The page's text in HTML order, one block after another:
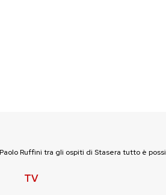
Ruffini tra gli ospiti di Stasera tutto è
TV